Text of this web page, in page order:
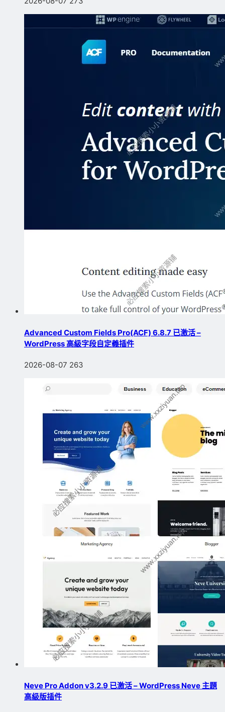
Advanced Custom Fields Pro(ACF) 6.8.7 已激活 –
WordPress 高級字段自定義插件
2026-08-07 263
Neve Pro Addon v3.2.9 已激活 – WordPress Neve 主題
高級版插件